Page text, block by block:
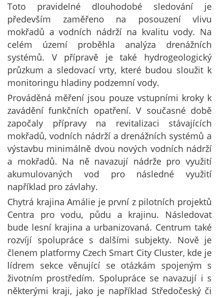
Toto pravidelné dlouhodobé sledování je
především zaměřeno na posouzení vlivu
mokřadů a vodních nádrží na kvalitu vody. Na
celém území proběhla analýza drenážních
systémů. V přípravě je také hydrogeologický
průzkum a sledovací vrty, které budou sloužit k
monitoringu hladiny podzemní vody.
Prováděná měření jsou pouze vstupními kroky k
zavádění funkčních opatření. V současné době
započaly přípravy na revitalizaci stávajících
mokřadů, vodních nádrží a drenážních systémů a
výstavbu minimálně dvou nových vodních nádrží
a mokřadů. Na ně navazují nádrže pro využití
akumulovaných vod pro následné využití
například pro závlahy.
Chytrá krajina Amálie je první z pilotních projektů
Centra pro vodu, půdu a krajinu. Následovat
bude lesní krajina a urbanizovaná. Centrum také
rozvíjí spolupráce s dalšími subjekty. Nově je
členem platformy Czech Smart City Cluster, kde je
lídrem sekce věnující se otázkám spojeným s
životním prostředím. Spolupráce se navazují i s
některými kraji, jako je například Středočeský či